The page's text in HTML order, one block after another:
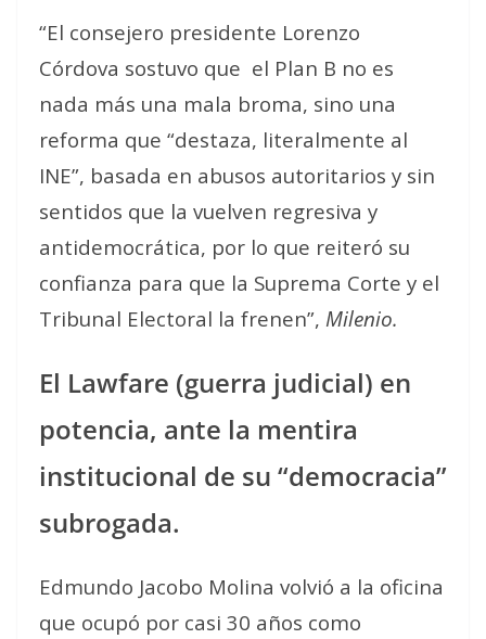
“El consejero presidente Lorenzo
Córdova sostuvo que el Plan B no es
nada más una mala broma, sino una
reforma que “destaza, literalmente al
INE”, basada en abusos autoritarios y sin
sentidos que la vuelven regresiva y
antidemocrática, por lo que reiteró su
confianza para que la Suprema Corte y el
Tribunal Electoral la frenen”, Milenio.
El Lawfare (guerra judicial) en
potencia, ante la mentira
institucional de su “democracia”
subrogada.
Edmundo Jacobo Molina volvió a la oficina
que ocupó por casi 30 años como